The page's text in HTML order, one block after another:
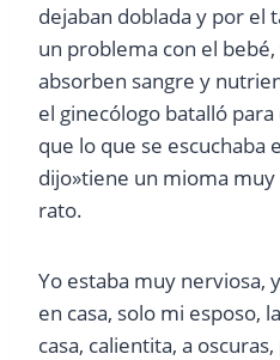
dejaban doblada y por el
un problema con el
absorben sangre y
el ginecólogo batalló
que lo que se escuchaba
dijo»tiene un mioma
rato.
Yo estaba muy nerviosa,
en casa, solo mi esposo,
casa, calientita, a